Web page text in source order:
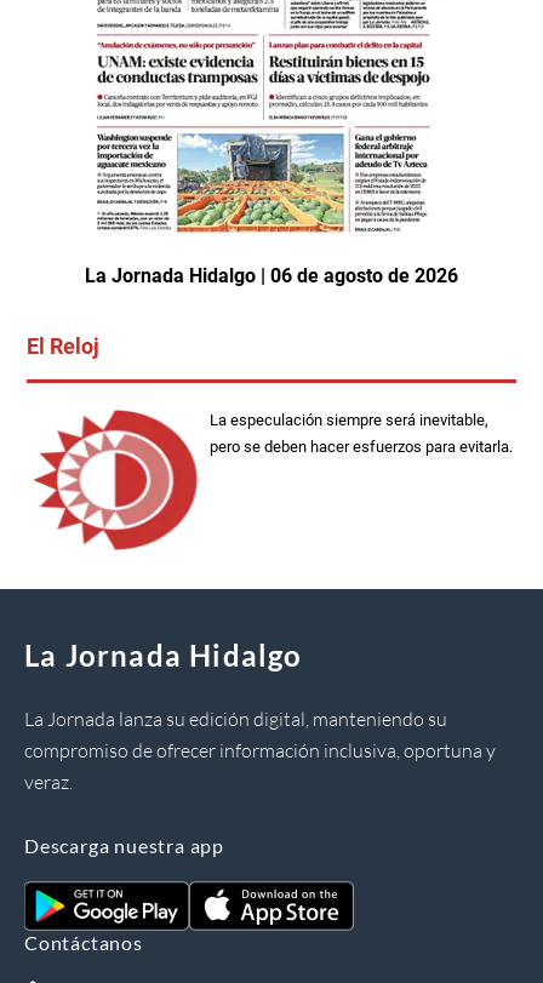
La Jornada Hidalgo | 06 de agosto de 2026
El Reloj
La especulación siempre será inevitable,
pero se deben hacer esfuerzos para evitarla.
La Jornada Hidalgo
La Jornada lanza su edición digital, manteniendo su
compromiso de ofrecer información inclusiva, oportuna y
veraz.
Descarga nuestra app
Contáctanos